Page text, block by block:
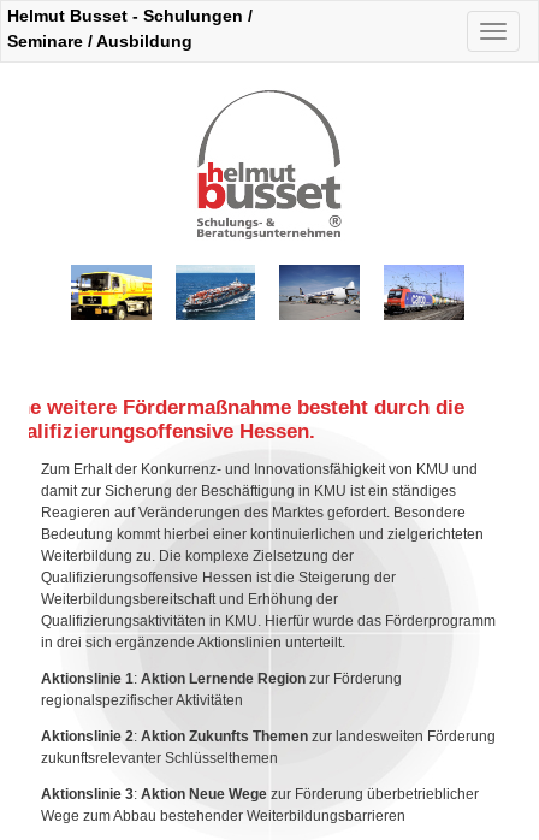
Helmut Busset - Schulungen /
Seminare / Ausbildung
Eine weitere Fördermaßnahme besteht durch die
Qualifizierungsoffensive Hessen.
Zum Erhalt der Konkurrenz- und Innovationsfähigkeit von KMU und
damit zur Sicherung der Beschäftigung in KMU ist ein ständiges
Reagieren auf Veränderungen des Marktes gefordert. Besondere
Bedeutung kommt hierbei einer kontinuierlichen und zielgerichteten
Weiterbildung zu. Die komplexe Zielsetzung der
Qualifizierungsoffensive Hessen ist die Steigerung der
Weiterbildungsbereitschaft und Erhöhung der
Qualifizierungsaktivitäten in KMU. Hierfür wurde das Förderprogramm
in drei sich ergänzende Aktionslinien unterteilt.
Aktionslinie 1: Aktion Lernende Region zur Förderung
regionalspezifischer Aktivitäten
Aktionslinie 2: Aktion Zukunfts Themen zur landesweiten Förderung
zukunftsrelevanter Schlüsselthemen
Aktionslinie 3: Aktion Neue Wege zur Förderung überbetrieblicher
Wege zum Abbau bestehender Weiterbildungsbarrieren